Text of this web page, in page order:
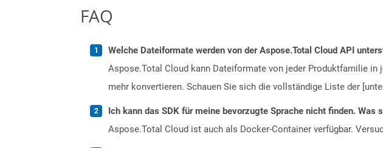
FAQ
Welche Dateiformate werden von der Aspose.Total Cloud API
Aspose.Total Cloud kann Dateiformate von jeder Produktfamilie in
mehr konvertieren. Schauen Sie sich die vollständige Liste der
Ich kann das SDK für meine bevorzugte Sprache nicht finden. Was
Aspose.Total Cloud ist auch als Docker-Container verfügbar.